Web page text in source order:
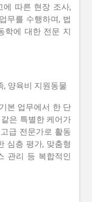
에 따른 현장 조사,
무를 수행하며, 법
학에 대한 전문 지
, 양육비 지원동물
본 업무에서 한 단
은 특별한 케어가
급 전문가로 활동
심층 평가, 맞춤형
관리 등 복합적인